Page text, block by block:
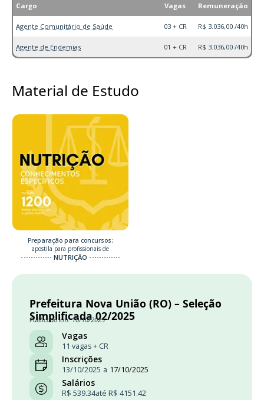
Cargo Vagas Remuneração
Agente Comunitário de Saúde 03 + CR R$ 3.036,00 /40h
Agente de Endemias 01 + CR R$ 3.036,00 /40h
Material de Estudo
Preparação para concursos:
apostila para profissionais de
NUTRIÇÃO
Prefeitura Nova União (RO) – Seleção
Simplificada 02/2025
Publicado em: 10/10/2025
Vagas
11 vagas + CR
Inscrições
13/10/2025 a 17/10/2025
Salários
R$ 539.34até R$ 4151.42